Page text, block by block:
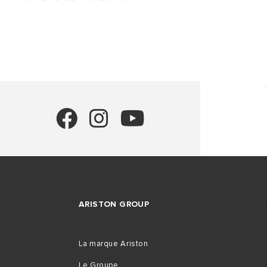
ARISTON GROUP
La marque Ariston